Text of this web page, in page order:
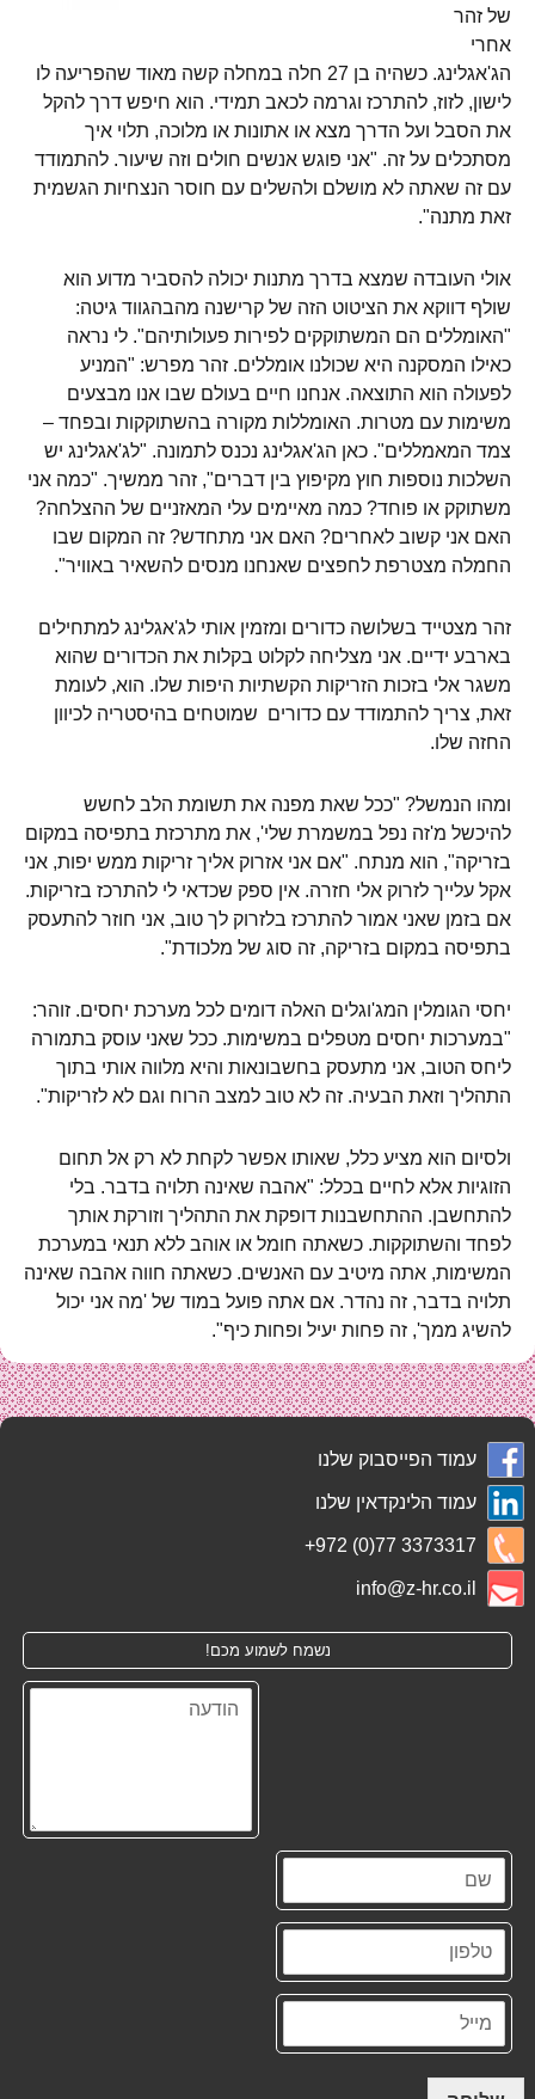
של זהר
אחרי
הג'אגלינג. כשהיה בן 27 חלה במחלה קשה מאוד שהפריעה לו
לישון, לזוז, להתרכז וגרמה לכאב תמידי. הוא חיפש דרך להקל
את הסבל ועל הדרך מצא או אתונות או מלוכה, תלוי איך
מסתכלים על זה. "אני פוגש אנשים חולים וזה שיעור. להתמודד
עם זה שאתה לא מושלם ולהשלים עם חוסר הנצחיות הגשמית
זאת מתנה".
אולי העובדה שמצא בדרך מתנות יכולה להסביר מדוע הוא
שולף דווקא את הציטוט הזה של קרישנה מהבהגווד גיטה:
"האומללים הם המשתוקקים לפירות פעולותיהם". לי נראה
כאילו המסקנה היא שכולנו אומללים. זהר מפרש: "המניע
לפעולה הוא התוצאה. אנחנו חיים בעולם שבו אנו מבצעים
משימות עם מטרות. האומללות מקורה בהשתוקקות ובפחד –
צמד המאמללים". כאן הג'אגלינג נכנס לתמונה. "לג'אגלינג יש
השלכות נוספות חוץ מקיפוץ בין דברים", זהר ממשיך. "כמה אני
משתוקק או פוחד? כמה מאיימים עלי המאזניים של ההצלחה?
האם אני קשוב לאחרים? האם אני מתחדש? זה המקום שבו
החמלה מצטרפת לחפצים שאנחנו מנסים להשאיר באוויר".
זהר מצטייד בשלושה כדורים ומזמין אותי לג'אגלינג למתחילים
בארבע ידיים. אני מצליחה לקלוט בקלות את הכדורים שהוא
משגר אלי בזכות הזריקות הקשתיות היפות שלו. הוא, לעומת
זאת, צריך להתמודד עם כדורים שמוטחים בהיסטריה לכיוון
החזה שלו.
ומהו הנמשל? "ככל שאת מפנה את תשומת הלב לחשש
להיכשל מ'זה נפל במשמרת שלי', את מתרכזת בתפיסה במקום
בזריקה", הוא מנתח. "אם אני אזרוק אליך זריקות ממש יפות, אני
אקל עלייך לזרוק אלי חזרה. אין ספק שכדאי לי להתרכז בזריקות.
אם בזמן שאני אמור להתרכז בלזרוק לך טוב, אני חוזר להתעסק
בתפיסה במקום בזריקה, זה סוג של מלכודת".
יחסי הגומלין המג'וגלים האלה דומים לכל מערכת יחסים. זוהר:
"במערכות יחסים מטפלים במשימות. ככל שאני עוסק בתמורה
ליחס הטוב, אני מתעסק בחשבונאות והיא מלווה אותי בתוך
התהליך וזאת הבעיה. זה לא טוב למצב הרוח וגם לא לזריקות".
ולסיום הוא מציע כלל, שאותו אפשר לקחת לא רק אל תחום
הזוגיות אלא לחיים בכלל: "אהבה שאינה תלויה בדבר. בלי
להתחשבן. ההתחשבנות דופקת את התהליך וזורקת אותך
לפחד והשתוקקות. כשאתה חומל או אוהב ללא תנאי במערכת
המשימות, אתה מיטיב עם האנשים. כשאתה חווה אהבה שאינה
תלויה בדבר, זה נהדר. אם אתה פועל במוד של 'מה אני יכול
להשיג ממך', זה פחות יעיל ופחות כיף".
עמוד הפייסבוק שלנו
עמוד הלינקדאין שלנו
+972 (0)77 3373317
info@z-hr.co.il
נשמח לשמוע מכם!